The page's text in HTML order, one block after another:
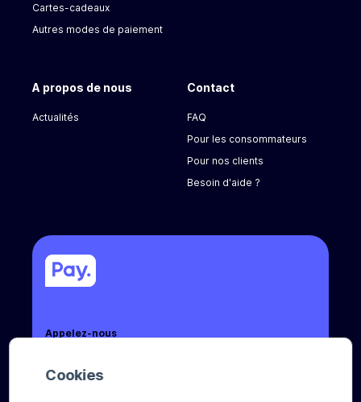
Cookies
Appelez-nous
Cartes-cadeaux
Autres modes de paiement
A propos de nous
Actualités
Contact
FAQ
Pour les consommateurs
Pour nos clients
Besoin d'aide ?